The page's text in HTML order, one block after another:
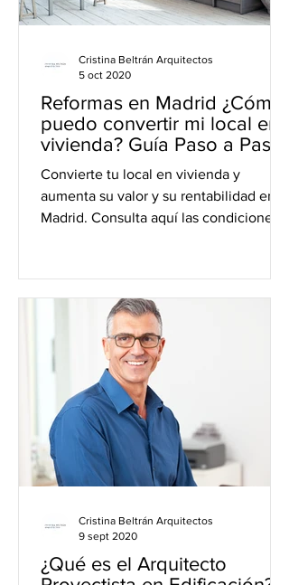
Reformas en Madrid ¿Cómo
puedo convertir mi local en
vivienda? Guía Paso a Paso.
Convierte tu local en vivienda y
aumenta su valor y su rentabilidad en
Madrid. Consulta aquí las condiciones
Cristina Beltrán Arquitectos
5 oct 2020
¿Qué es el Arquitecto
Cristina Beltrán Arquitectos
9 sept 2020